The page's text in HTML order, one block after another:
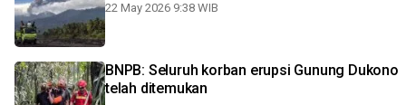
22 May 2026 9:38 WIB
BNPB: Seluruh korban erupsi Gunung Dukono
telah ditemukan